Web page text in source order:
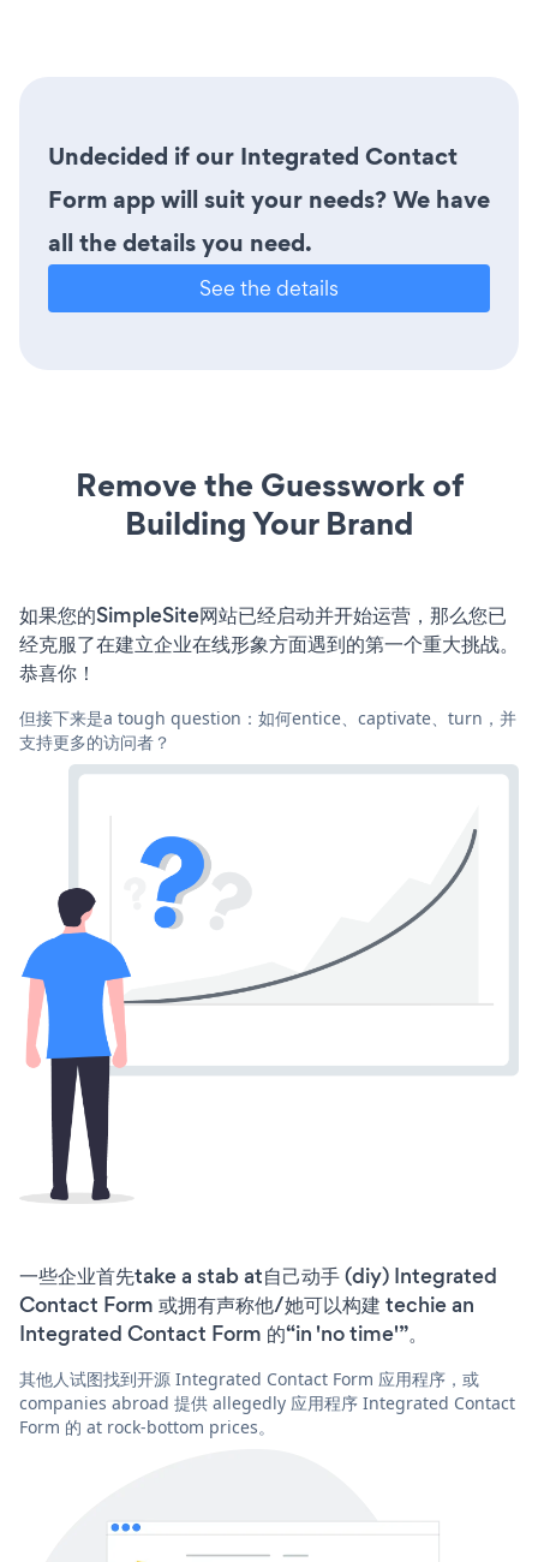
Undecided if our Integrated Contact
Form app will suit your needs? We have
all the details you need.
See the details
Remove the Guesswork of
Building Your Brand
如果您的SimpleSite网站已经启动并开始运营，那么您已
经克服了在建立企业在线形象方面遇到的第一个重大挑战。
恭喜你！
但接下来是a tough question：如何entice、captivate、turn，并
支持更多的访问者？
一些企业首先take a stab at自己动手 (diy) Integrated
Contact Form 或拥有声称他/她可以构建 techie an
Integrated Contact Form 的“in 'no time'”。
其他人试图找到开源 Integrated Contact Form 应用程序，或
companies abroad 提供 allegedly 应用程序 Integrated Contact
Form 的 at rock-bottom prices。